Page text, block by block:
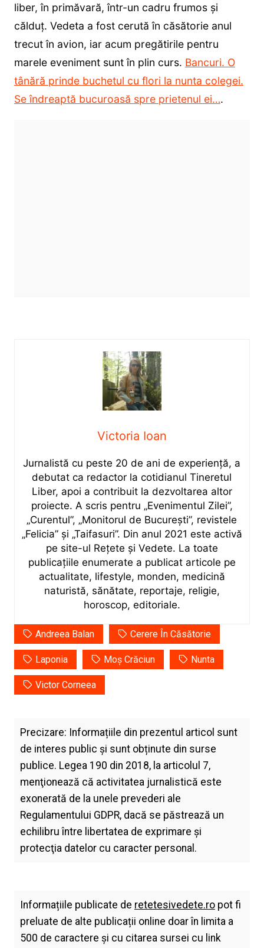
liber, în primăvară, într-un cadru frumos și
călduț. Vedeta a fost cerută în căsătorie anul
trecut în avion, iar acum pregătirile pentru
marele eveniment sunt în plin curs. Bancuri. O
tânără prinde buchetul cu flori la nunta colegei.
Se îndreaptă bucuroasă spre prietenul ei….
Victoria Ioan
Jurnalistă cu peste 20 de ani de experiență, a
debutat ca redactor la cotidianul Tineretul
Liber, apoi a contribuit la dezvoltarea altor
proiecte. A scris pentru „Evenimentul Zilei”,
„Curentul”, „Monitorul de București”, revistele
„Felicia” și „Taifasuri”. Din anul 2021 este activă
pe site-ul Rețete și Vedete. La toate
publicațiile enumerate a publicat articole pe
actualitate, lifestyle, monden, medicină
naturistă, sănătate, reportaje, religie,
horoscop, editoriale.
Andreea Balan Cerere În Căsătorie
Laponia Moș Crăciun Nunta
Victor Corneea
Precizare: Informațiile din prezentul articol sunt
de interes public și sunt obținute din surse
publice. Legea 190 din 2018, la articolul 7,
menţionează că activitatea jurnalistică este
exonerată de la unele prevederi ale
Regulamentului GDPR, dacă se păstrează un
echilibru între libertatea de exprimare şi
protecţia datelor cu caracter personal.
Informațiile publicate de retetesivedete.ropot fi
preluate de alte publicații online doar în limita a
500 de caractere și cu citarea sursei cu link